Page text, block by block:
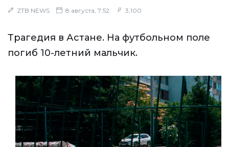
ZTB NEWS 8 августа, 7:52 3,100
Трагедия в Астане. На футбольном поле
погиб 10-летний мальчик.